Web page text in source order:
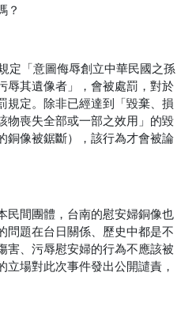
？
定「意圖侮辱創立中華民國之孫
辱其遺像者」，會被處罰，對於
規定。除非已經達到「毀棄、損
物喪失全部或一部之效用」的毀
銅像被鋸斷），該行為才會被論
民間團體，台南的慰安婦銅像也
問題在台日關係、歷史中都是不
害、污辱慰安婦的行為不應該被
立場對此次事件發出公開譴責，